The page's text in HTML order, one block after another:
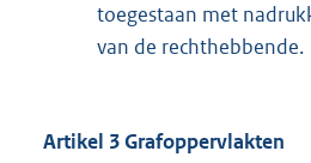
toegestaan met
van de rechthebbende.
Artikel 3 Grafoppervlakten